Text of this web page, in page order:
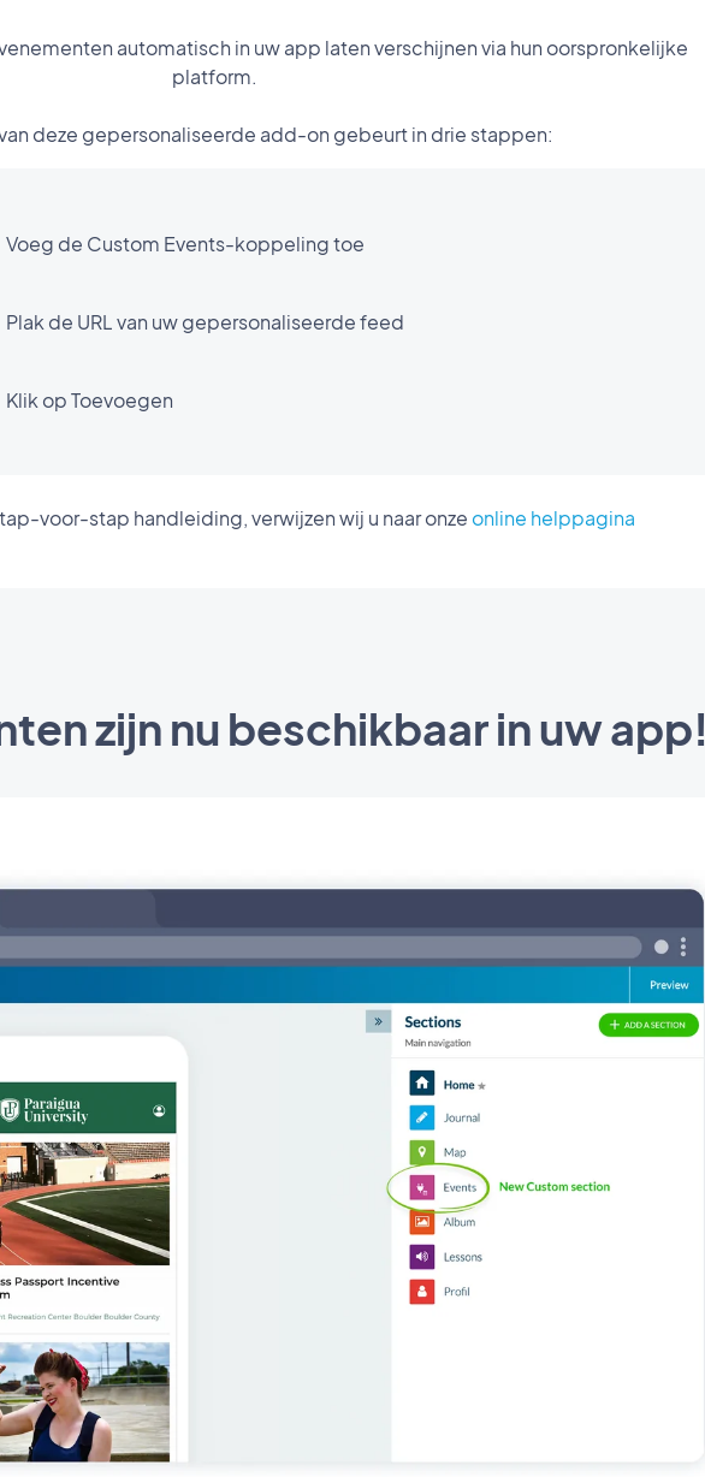
automatisch in uw app laten verschijnen via hun oorspronkelijke
platform.
deze gepersonaliseerde add-on gebeurt in drie stappen:
Voeg de Custom Events-koppeling toe
Plak de URL van uw gepersonaliseerde feed
Klik op Toevoegen
voor-stap handleiding, verwijzen wij u naar onze online helppagina
zijn nu beschikbaar in uw app!